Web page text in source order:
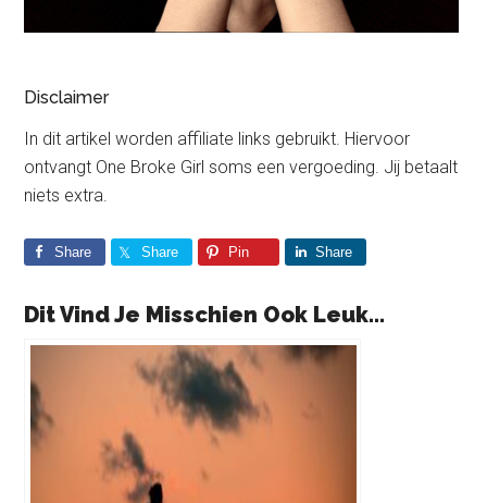
Disclaimer
In dit artikel worden affiliate links gebruikt. Hiervoor
ontvangt One Broke Girl soms een vergoeding. Jij betaalt
niets extra.
Share Share Pin Share
Dit Vind Je Misschien Ook Leuk...